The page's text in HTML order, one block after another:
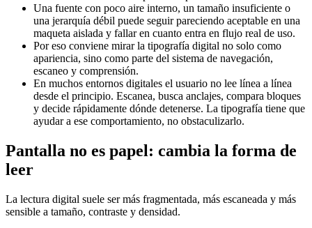
Una fuente con poco aire interno, un tamaño insuficiente o
una jerarquía débil puede seguir pareciendo aceptable en una
maqueta aislada y fallar en cuanto entra en flujo real de uso.
Por eso conviene mirar la tipografía digital no solo como
apariencia, sino como parte del sistema de navegación,
escaneo y comprensión.
En muchos entornos digitales el usuario no lee línea a línea
desde el principio. Escanea, busca anclajes, compara bloques
y decide rápidamente dónde detenerse. La tipografía tiene que
ayudar a ese comportamiento, no obstaculizarlo.
Pantalla no es papel: cambia la forma de
leer
La lectura digital suele ser más fragmentada, más escaneada y más
sensible a tamaño, contraste y densidad.